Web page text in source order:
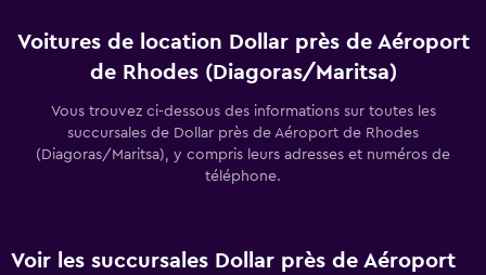
Voitures de location Dollar près de Aéroport
de Rhodes (Diagoras/Maritsa)
Vous trouvez ci-dessous des informations sur toutes les
succursales de Dollar près de Aéroport de Rhodes
(Diagoras/Maritsa), y compris leurs adresses et numéros de
téléphone.
Voir les succursales Dollar près de Aéroport